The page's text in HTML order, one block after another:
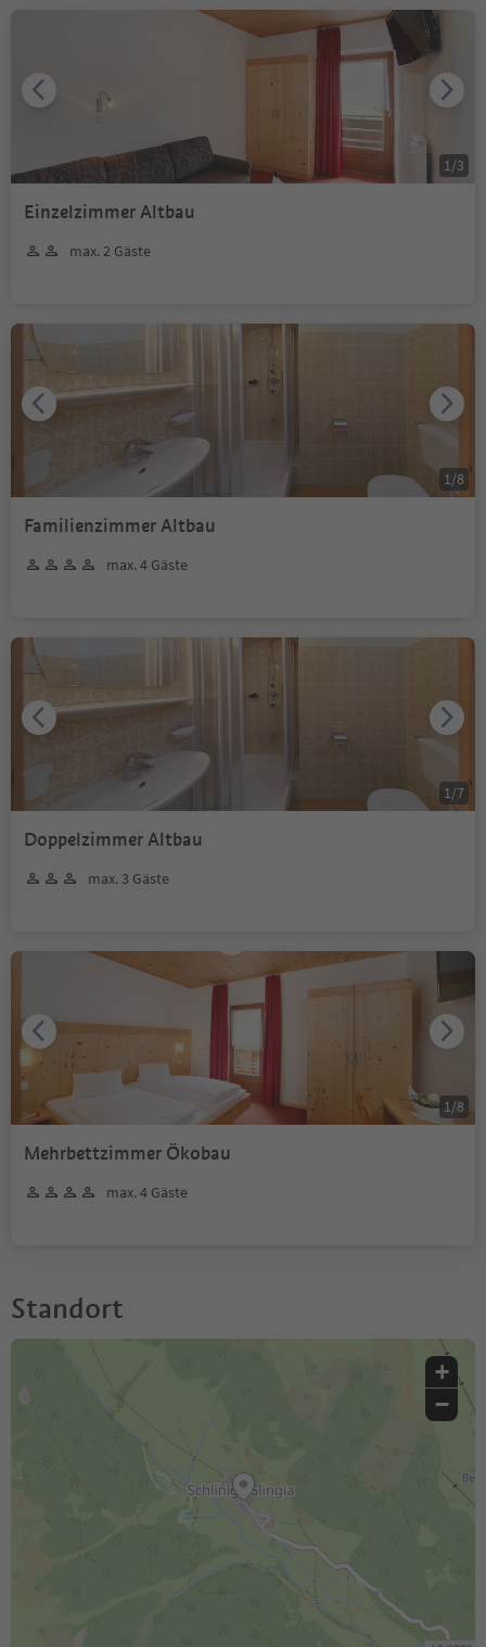
Einzelzimmer Altbau
max. 2 Gäste
1 /3
Familienzimmer Altbau
max. 4 Gäste
1 /8
Doppelzimmer Altbau
max. 3 Gäste
1 /7
Mehrbettzimmer Ökobau
max. 4 Gäste
1 /8
Standort
+
−